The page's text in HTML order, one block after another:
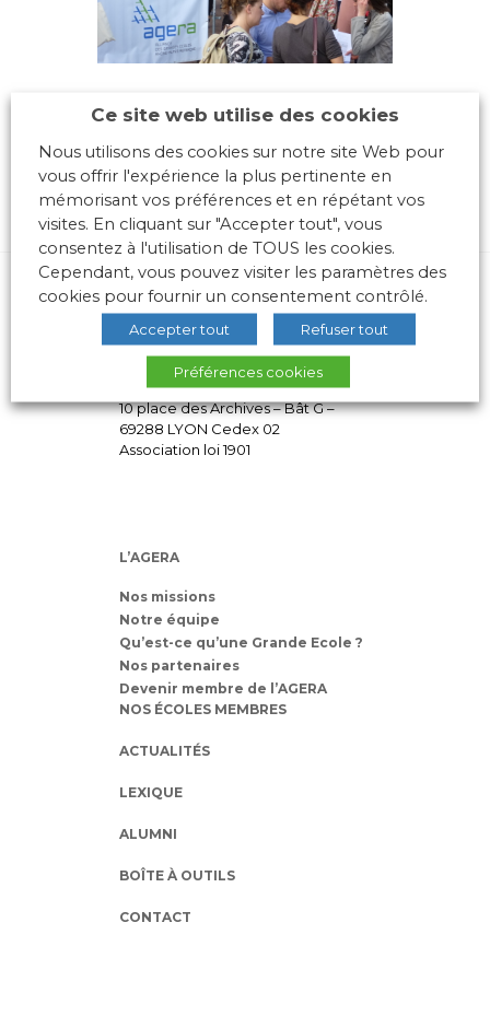
10 place des Archives – Bât G –
69288 LYON Cedex 02
Association loi 1901
L’AGERA
Nos missions
Notre équipe
Qu’est-ce qu’une Grande Ecole ?
Nos partenaires
Devenir membre de l’AGERA
NOS ÉCOLES MEMBRES
ACTUALITÉS
LEXIQUE
ALUMNI
BOÎTE À OUTILS
CONTACT
Ce site web utilise des cookies
Nous utilisons des cookies sur notre site Web pour
vous offrir l'expérience la plus pertinente en
mémorisant vos préférences et en répétant vos
visites. En cliquant sur "Accepter tout", vous
consentez à l'utilisation de TOUS les cookies.
Cependant, vous pouvez visiter les paramètres des
cookies pour fournir un consentement contrôlé.
Accepter tout Refuser tout
Préférences cookies